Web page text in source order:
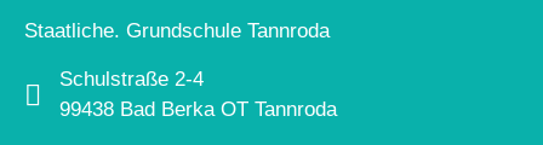
Staatliche. Grundschule Tannroda
Schulstraße 2-4
99438 Bad Berka OT Tannroda